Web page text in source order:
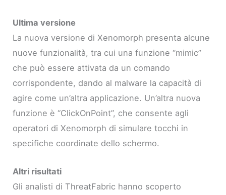
Ultima versione
La nuova versione di Xenomorph presenta alcune
nuove funzionalità, tra cui una funzione “mimic”
che può essere attivata da un comando
corrispondente, dando al malware la capacità di
agire come un’altra applicazione. Un’altra nuova
funzione è “ClickOnPoint”, che consente agli
operatori di Xenomorph di simulare tocchi in
specifiche coordinate dello schermo.
Altri risultati
Gli analisti di ThreatFabric hanno scoperto